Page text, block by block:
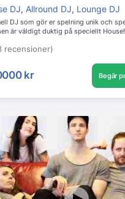
DJ, Allround DJ, Lounge DJ
DJ som gör er spelning unik och
är väldigt duktig på speciellt House!
recensioner)
kr Begär